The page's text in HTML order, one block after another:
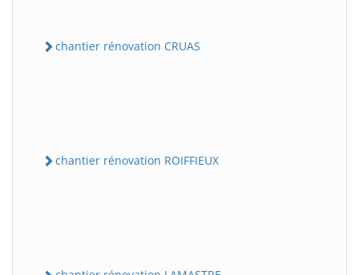
chantier rénovation CRUAS
chantier rénovation ROIFFIEUX